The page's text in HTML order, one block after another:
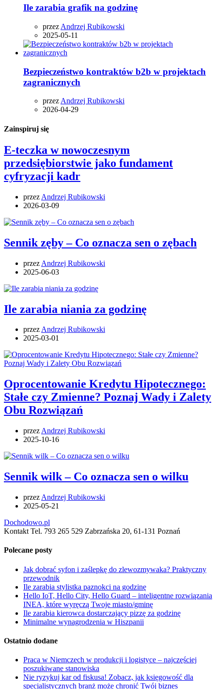
Ile zarabia grafik na godzinę
przez Andrzej Rubikowski
2025-05-11
Bezpieczeństwo kontraktów b2b w projektach
zagranicznych
przez Andrzej Rubikowski
2026-04-29
Zainspiruj się
E-teczka w nowoczesnym
przedsiębiorstwie jako fundament
cyfryzacji kadr
przez Andrzej Rubikowski
2026-03-09
Sennik zęby – Co oznacza sen o zębach
przez Andrzej Rubikowski
2025-06-03
Ile zarabia niania za godzinę
przezAndrzej Rubikowski
2025-03-01
Oprocentowanie Kredytu Hipotecznego:
Stałe czy Zmienne? Poznaj Wady i Zalety
Obu Rozwiązań
przez Andrzej Rubikowski
2025-10-16
Sennik wilk – Co oznacza sen o wilku
przez Andrzej Rubikowski
2025-05-21
Dochodowo.pl
Kontakt Tel. 793 265 529 Zabrzańska 20, 61-131 Poznań
Polecane posty
Jak dobrać syfon i zaślepkę do zlewozmywaka? Praktyczny
przewodnik
Ile zarabia stylistka paznokci na godzinę
Hello IoT, Hello City, Hello Guard – inteligentne rozwiązania
INEA, które wyręczą Twoje miasto/gminę
Ile zarabia kierowca dostarczający pizzę za godzinę
Minimalne wynagrodzenia w Hiszpanii
Ostatnio dodane
Praca w Niemczech w produkcji i logistyce – najczęściej
poszukiwane stanowiska
Nie ryzykuj kar od fiskusa! Zobacz, jak księgowość dla
specjalistycznych branż może chronić Twój biznes